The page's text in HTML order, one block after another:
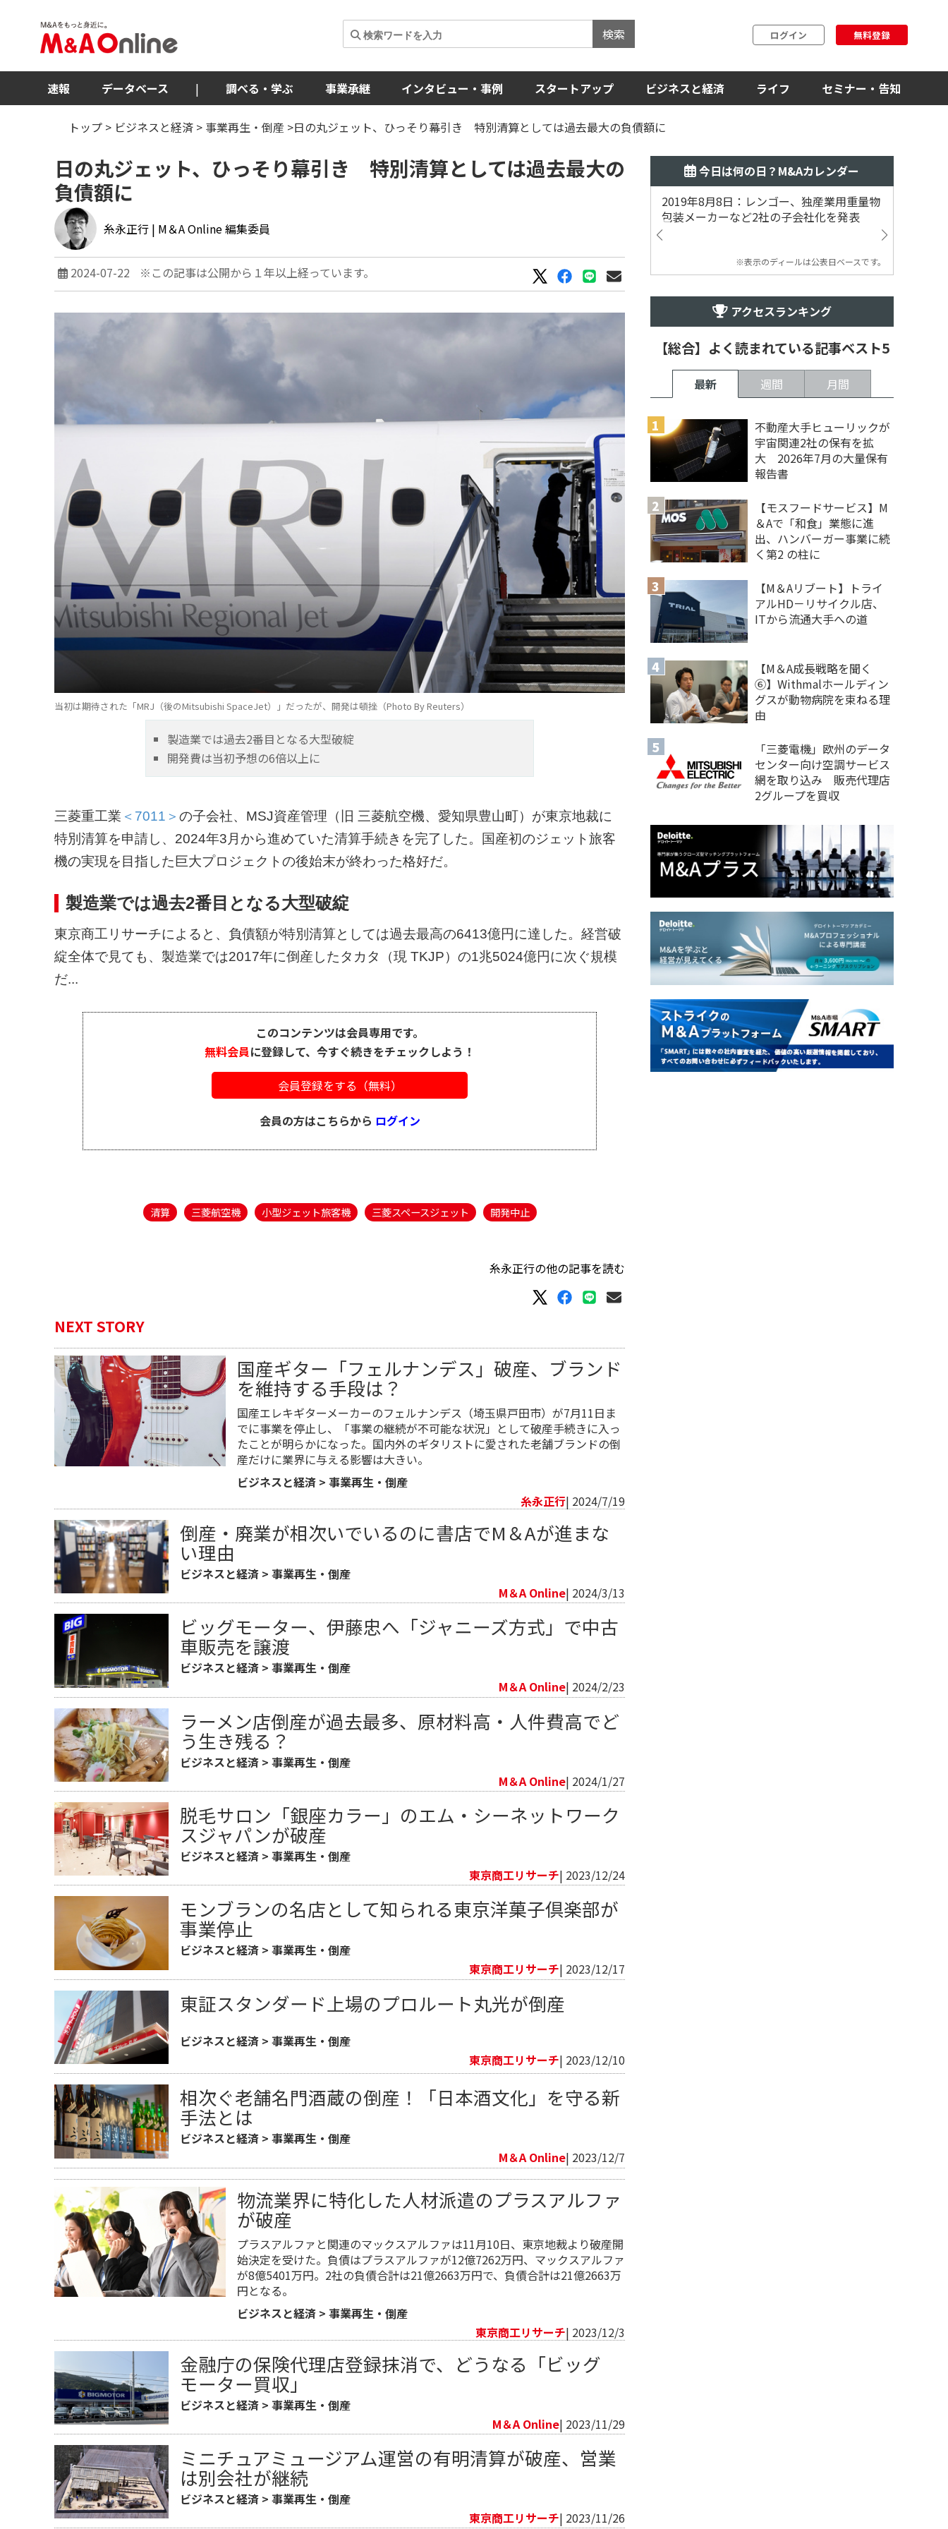
検索 ログイン 無料登録
速報 データベース | 調べる・学ぶ 事業承継 インタビュー・事例 スタートアップ ビジネスと経済 ライフ セミナー・告知
トップ > ビジネスと経済 > 事業再生・倒産 >日の丸ジェット、ひっそり幕引き 特別清算としては過去最大の負債額に
日の丸ジェット、ひっそり幕引き 特別清算としては過去最大の
負債額に
糸永正行 | M＆A Online 編集委員
2024-07-22 ※この記事は公開から１年以上経っています。
当初は期待された「MRJ（後のMitsubishi SpaceJet）」だったが、開発は頓挫（Photo By Reuters）
製造業では過去2番目となる大型破綻
開発費は当初予想の6倍以上に
三菱重工業 ＜7011＞ の子会社、MSJ資産管理（旧 三菱航空機、愛知県豊山町）が東京地裁に
特別清算を申請し、2024年3月から進めていた清算手続きを完了した。国産初のジェット旅客
機の実現を目指した巨大プロジェクトの後始末が終わった格好だ。
製造業では過去2番目となる大型破綻
東京商工リサーチによると、負債額が特別清算としては過去最高の6413億円に達した。経営破
綻全体で見ても、製造業では2017年に倒産したタカタ（現 TKJP）の1兆5024億円に次ぐ規模
だ...
このコンテンツは会員専用です。
無料会員に登録して、今すぐ続きをチェックしよう！
会員登録をする（無料）
会員の方はこちらから ログイン
清算 三菱航空機 小型ジェット旅客機 三菱スペースジェット 開発中止
糸永正行の他の記事を読む
NEXT STORY
国産ギター「フェルナンデス」破産、ブランド
を維持する手段は？
国産エレキギターメーカーのフェルナンデス（埼玉県戸田市）が7月11日ま
でに事業を停止し、「事業の継続が不可能な状況」として破産手続きに入っ
たことが明らかになった。国内外のギタリストに愛された老舗ブランドの倒
産だけに業界に与える影響は大きい。
ビジネスと経済> 事業再生・倒産
糸永正行| 2024/7/19
倒産・廃業が相次いでいるのに書店でM＆Aが進まな
い理由
ビジネスと経済 >事業再生・倒産
M＆A Online| 2024/3/13
ビッグモーター、伊藤忠へ「ジャニーズ方式」で中古
車販売を譲渡
ビジネスと経済 >事業再生・倒産
M＆A Online| 2024/2/23
ラーメン店倒産が過去最多、原材料高・人件費高でど
う生き残る？
ビジネスと経済 >事業再生・倒産
M＆A Online| 2024/1/27
脱毛サロン「銀座カラー」のエム・シーネットワーク
スジャパンが破産
ビジネスと経済 >事業再生・倒産
東京商工リサーチ| 2023/12/24
モンブランの名店として知られる東京洋菓子倶楽部が
事業停止
ビジネスと経済 >事業再生・倒産
東京商工リサーチ| 2023/12/17
東証スタンダード上場のプロルート丸光が倒産
ビジネスと経済 >事業再生・倒産
東京商工リサーチ| 2023/12/10
相次ぐ老舗名門酒蔵の倒産！「日本酒文化」を守る新
手法とは
ビジネスと経済 >事業再生・倒産
M＆A Online| 2023/12/7
物流業界に特化した人材派遣のプラスアルファ
が破産
プラスアルファと関連のマックスアルファは11月10日、東京地裁より破産開
始決定を受けた。負債はプラスアルファが12億7262万円、マックスアルファ
が8億5401万円。2社の負債合計は21億2663万円で、負債合計は21億2663万
円となる。
ビジネスと経済> 事業再生・倒産
東京商工リサーチ| 2023/12/3
金融庁の保険代理店登録抹消で、どうなる「ビッグ
モーター買収」
ビジネスと経済 >事業再生・倒産
M＆A Online| 2023/11/29
ミニチュアミュージアム運営の有明清算が破産、営業
は別会社が継続
ビジネスと経済 >事業再生・倒産
東京商工リサーチ| 2023/11/26
今日は何の日？M&Aカレンダー
2019年8月8日：レンゴー、独産業用重量物
包装メーカーなど2社の子会社化を発表
※表示のディールは公表日ベースです。
アクセスランキング
【総合】よく読まれている記事ベスト5
最新 週間 月間
不動産大手ヒューリックが
宇宙関連2社の保有を拡
大 2026年7月の大量保有
報告書
【モスフードサービス】M
＆Aで「和食」業態に進
出、ハンバーガー事業に続
く第2 の柱に
【M＆Aリブート】トライ
アルHD－リサイクル店、
ITから流通大手への道
【M＆A 成長戦略を聞く
⑥】Withmalホールディン
グスが動物病院を束ねる理
由
「三菱電機」欧州のデータ
センター向け空調サービス
網を取り込み 販売代理店
2グループを買収